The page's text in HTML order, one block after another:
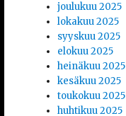
joulukuu 2025
lokakuu 2025
syyskuu 2025
elokuu 2025
heinäkuu 2025
kesäkuu 2025
toukokuu 2025
huhtikuu 2025